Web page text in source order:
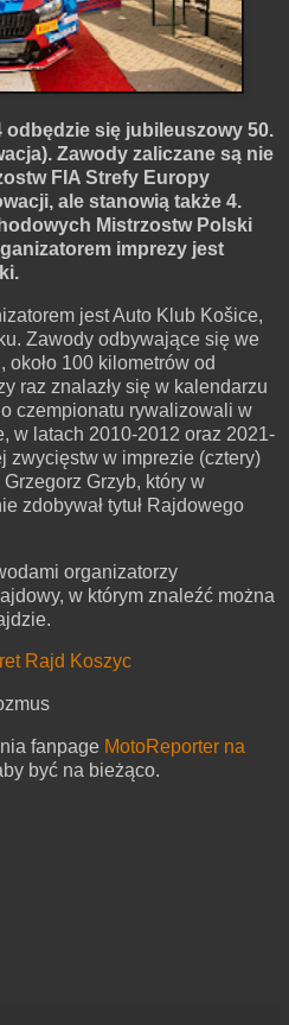
odbędzie się jubileuszowy 50.
Zawody zaliczane są nie
FIA Strefy Europy
ale stanowią także 4.
Mistrzostw Polski
imprezy jest
jest Auto Klub Košice,
Zawody odbywające się we
100 kilometrów od
raz znalazły się w kalendarzu
czempionatu rywalizowali w
w latach 2010-2012 oraz 2021-
zwycięstw w imprezie (cztery)
Grzyb, który w
zdobywał tytuł Rajdowego
organizatorzy
w którym znaleźć można
Rajd Koszyc
fanpage MotoReporter na
być na bieżąco.